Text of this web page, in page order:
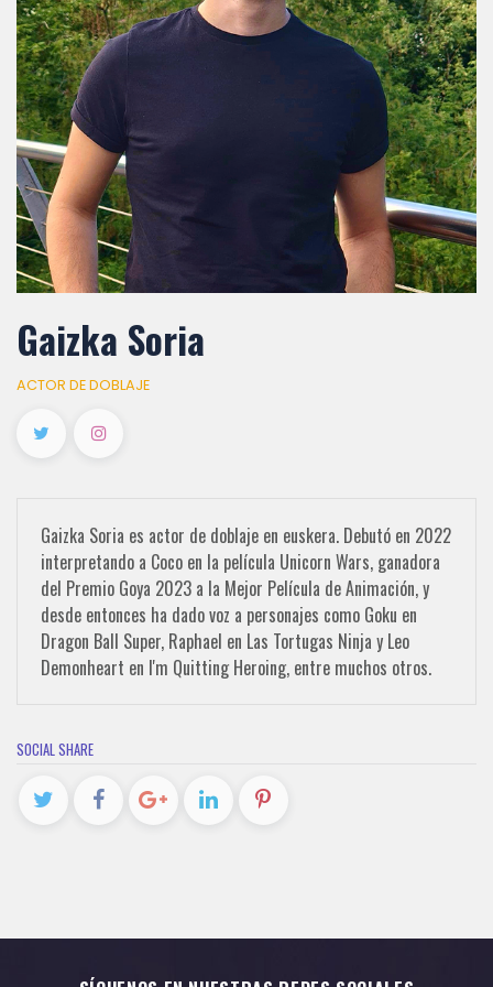
Gaizka Soria
ACTOR DE DOBLAJE
Gaizka Soria es actor de doblaje en euskera. Debutó en 2022
interpretando a Coco en la película Unicorn Wars, ganadora
del Premio Goya 2023 a la Mejor Película de Animación, y
desde entonces ha dado voz a personajes como Goku en
Dragon Ball Super, Raphael en Las Tortugas Ninja y Leo
Demonheart en I'm Quitting Heroing, entre muchos otros.
SOCIAL SHARE